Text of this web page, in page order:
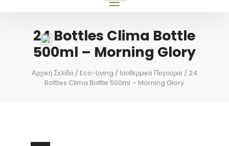
24 Bottles Clima Bottle
500ml – Morning Glory
Αρχική Σελίδα / Eco-Living / Ισοθερμικά Παγούρια / 24
Bottles Clima Bottle 500ml – Morning Glory